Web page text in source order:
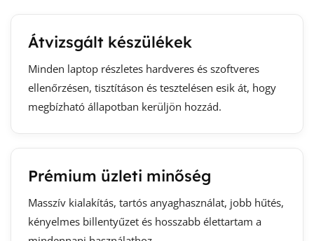
Átvizsgált készülékek
Minden laptop részletes hardveres és szoftveres
ellenőrzésen, tisztításon és tesztelésen esik át, hogy
megbízható állapotban kerüljön hozzád.
Prémium üzleti minőség
Masszív kialakítás, tartós anyaghasználat, jobb hűtés,
kényelmes billentyűzet és hosszabb élettartam a